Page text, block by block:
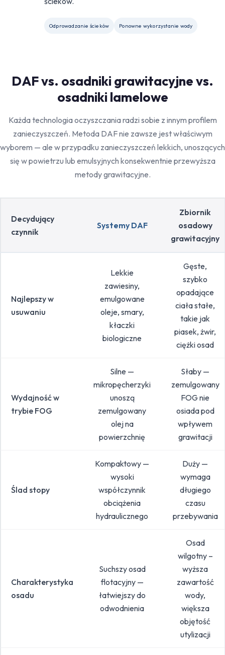
Odprowadzanie ścieków Ponowne wykorzystanie wody
DAF vs. osadniki grawitacyjne vs.
osadniki lamelowe
Każda technologia oczyszczania radzi sobie z innym profilem
zanieczyszczeń. Metoda DAF nie zawsze jest właściwym
wyborem — ale w przypadku zanieczyszczeń lekkich, unoszących
się w powietrzu lub emulsyjnych konsekwentnie przewyższa
metody grawitacyjne.
Decydujący
czynnik
Systemy DAF
Zbiornik
osadowy
grawitacyjny
Najlepszy w
usuwaniu
Lekkie
zawiesiny,
emulgowane
oleje, smary,
kłaczki
biologiczne
Gęste,
szybko
opadające
ciała stałe,
takie jak
piasek, żwir,
ciężki osad
Wydajność w
trybie FOG
Silne —
mikropęcherzyki
unoszą
zemulgowany
olej na
powierzchnię
Słaby —
zemulgowany
FOG nie
osiada pod
wpływem
grawitacji
Ślad stopy
Kompaktowy —
wysoki
współczynnik
obciążenia
hydraulicznego
Duży —
wymaga
długiego
czasu
przebywania
Charakterystyka
osadu
Suchszy osad
flotacyjny —
łatwiejszy do
odwodnienia
Osad
wilgotny –
wyższa
zawartość
wody,
większa
objętość
utylizacji